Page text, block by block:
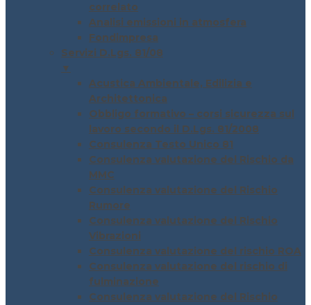
correlato
Analisi emissioni in atmosfera
Fondimpresa
Servizi D.Lgs. 81/08
▼
Acustica Ambientale, Edilizia e
Architettonica
Obbligo formativo – corsi sicurezza sul
lavoro secondo il D.Lgs. 81/2008
Consulenza Testo Unico 81
Consulenza valutazione del Rischio da
MMC
Consulenza valutazione del Rischio
Rumore
Consulenza valutazione del Rischio
Vibrazioni
Consulenza valutazione del rischio ROA
Consulenza valutazione del rischio di
fulminazione
Consulenza valutazione del Rischio